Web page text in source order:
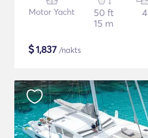
Motor Yacht
50 ft
15 m
4
$1,837 /nakts